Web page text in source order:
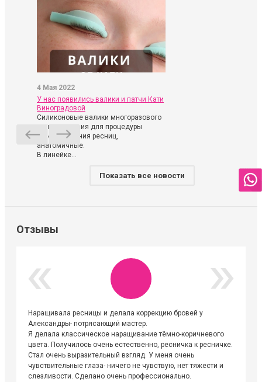
4 Мая 2022
У нас появились валики и патчи Кати
Виноградовой
Силиконовые валики многоразового
использования для процедуры
ламинирования ресниц,
анатомичные.
В линейке...
Показать все новости
Отзывы
Наращивала ресницы и делала коррекцию бровей у
Александры- потрясающий мастер.
Я делала классическое наращивание тёмно-коричневого
цвета. Получилось очень естественно, ресничка к ресничке.
Стал очень выразительный взгляд. У меня очень
чувствительные глаза- ничего не чувствую, нет тяжести и
слезливости. Сделано очень профессионально.